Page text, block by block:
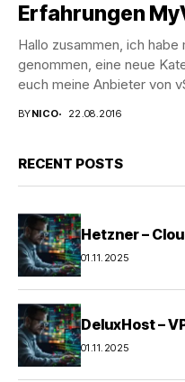
Erfahrungen
Hallo zusammen, ich habe
genommen, eine neue
euch meine Anbieter von
BYNICO 22.08.2016
RECENT POSTS
Hetzner –
01.11.2025
DeluxHost –
01.11.2025